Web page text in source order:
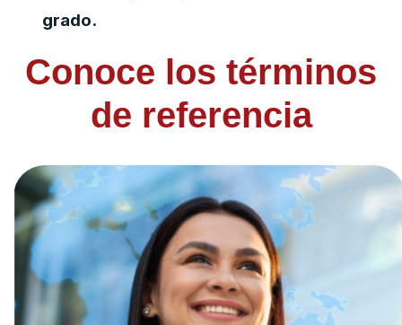
grado.
Conoce los términos
de referencia